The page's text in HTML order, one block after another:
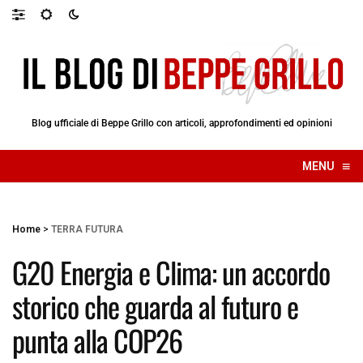
Blog ufficiale di Beppe Grillo con articoli, approfondimenti ed opinioni
MENU ≡
☰
Home > TERRA FUTURA
G20 Energia e Clima: un accordo
storico che guarda al futuro e
punta alla COP26